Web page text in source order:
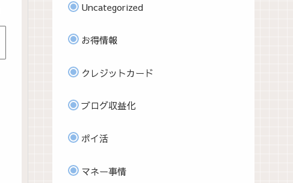
Uncategorized
お得情報
クレジットカード
ブログ収益化
ポイ活
マネー事情